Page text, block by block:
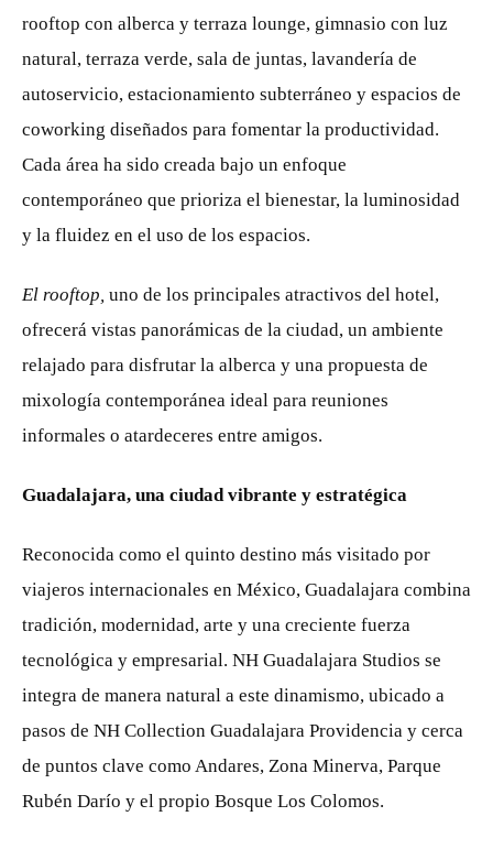
rooftop con alberca y terraza lounge, gimnasio con luz
natural, terraza verde, sala de juntas, lavandería de
autoservicio, estacionamiento subterráneo y espacios de
coworking diseñados para fomentar la productividad.
Cada área ha sido creada bajo un enfoque
contemporáneo que prioriza el bienestar, la luminosidad
y la fluidez en el uso de los espacios.
El rooftop, uno de los principales atractivos del hotel,
ofrecerá vistas panorámicas de la ciudad, un ambiente
relajado para disfrutar la alberca y una propuesta de
mixología contemporánea ideal para reuniones
informales o atardeceres entre amigos.
Guadalajara, una ciudad vibrante y estratégica
Reconocida como el quinto destino más visitado por
viajeros internacionales en México, Guadalajara combina
tradición, modernidad, arte y una creciente fuerza
tecnológica y empresarial. NH Guadalajara Studios se
integra de manera natural a este dinamismo, ubicado a
pasos de NH Collection Guadalajara Providencia y cerca
de puntos clave como Andares, Zona Minerva, Parque
Rubén Darío y el propio Bosque Los Colomos.